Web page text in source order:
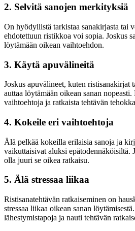
2. Selvitä sanojen merkityksiä
On hyödyllistä tarkistaa sanakirjasta tai
ehdotettuun ristikkoa voi sopia. Joskus
löytämään oikean vaihtoehdon.
3. Käytä apuvälineitä
Joskus apuvälineet, kuten
auttaa löytämään oikean sanan
vaihtoehtoja ja ratkaista tehtävän
4. Kokeile eri vaihtoehtoja
Älä pelkää kokeilla erilaisia sanoja ja
vaikuttaisivat aluksi epätodennäköisiltä.
olla juuri se oikea ratkaisu.
5. Älä stressaa liikaa
Ristisanatehtävän ratkaiseminen on
stressaa liikaa oikean sanan
lähestymistapoja ja nauti tehtävän